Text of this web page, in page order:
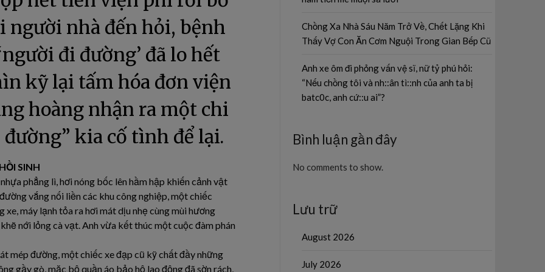
người nhà đến hỏi, bệnh
đi đường’ đã lo hết
kỹ lại tấm hóa đơn viện
hoàng nhận ra một chi
kia cố tình để lại.
SINH
phẳng lì, hơi nóng bốc lên hầm hập khiến cảnh vật
vắng nối liền các khu công nghiệp, một chiếc
máy lạnh tỏa ra hơi mát dịu nhẹ cùng mùi hương
nới lỏng cà vạt. Anh vừa kết thúc một cuộc đàm phán
mép đường, một chiếc xe đạp cũ kỹ chất đầy những
gầy gò, mặc bộ quần áo bảo hộ lao động đã sờn rách,
Chồng Xa Nhà Sáu Năm Trở Về, Chết Lặng Khi
Thấy Vợ Con Ăn Cơm Nguội Trong Gian Bếp Cũ
Anh xe ôm đi phỏng vấn vệ sĩ, nữ tỷ phú hỏi:
“Nếu chồng tôi và nh::ân tì::nh của anh ta bị
batc0c, anh cứ::u ai”?
Bình luận gần đây
No comments to show.
Lưu trữ
August 2026
July 2026